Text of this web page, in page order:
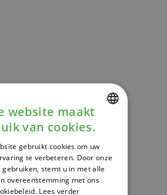
DUTCH
FRENCH
ENGLISH
website maakt
van cookies.
gebruikt cookies om uw
te verbeteren. Door onze
gebruiken, stemt u in met alle
overeenstemming met ons
Lees verder